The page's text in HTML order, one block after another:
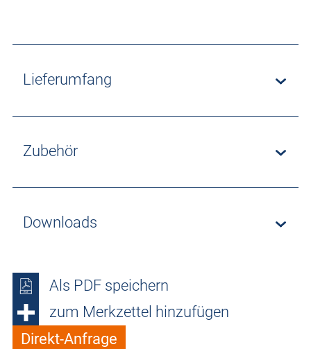
Lieferumfang
Zubehör
Downloads
Als PDF speichern
zum Merkzettel hinzufügen
Direkt-Anfrage